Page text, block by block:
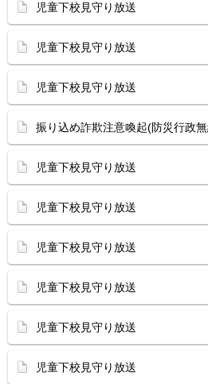
児童下校見守り放送
児童下校見守り放送
児童下校見守り放送
振り込め詐欺注意喚起(防災行政
児童下校見守り放送
児童下校見守り放送
児童下校見守り放送
児童下校見守り放送
児童下校見守り放送
児童下校見守り放送